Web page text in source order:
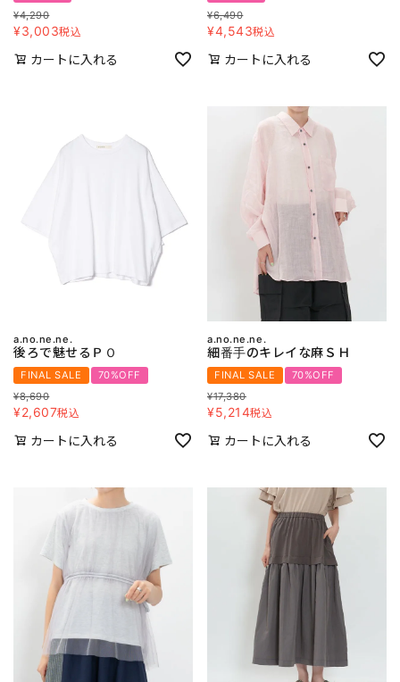
¥4,290
¥3,003税込
カートに入れる
¥6,490
¥4,543税込
カートに入れる
a.no.ne.ne.
後ろで魅せるＰＯ
FINAL SALE
70%OFF
¥8,690
¥2,607税込
カートに入れる
a.no.ne.ne.
細番手のキレイな麻ＳＨ
FINAL SALE
70%OFF
¥17,380
¥5,214税込
カートに入れる